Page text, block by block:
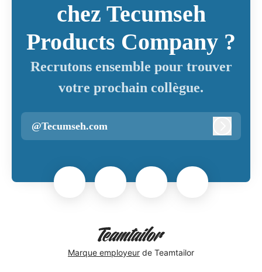
chez Tecumseh
Products Company ?
Recrutons ensemble pour trouver
votre prochain collègue.
@Tecumseh.com
Marque employeur de Teamtailor